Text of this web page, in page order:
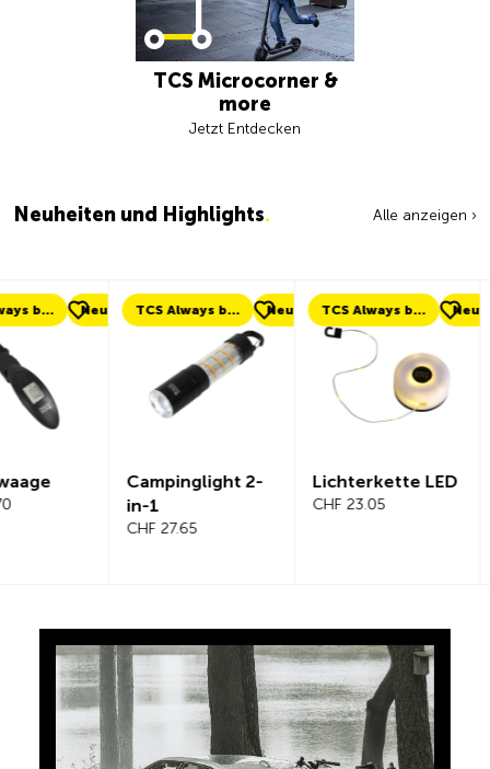
TCS Microcorner &
more
Jetzt Entdecken
Neuheiten und Highlights. Alle anzeigen ›
TCS Always by my side Neu
Campinglight 2-
TCS Always by my side Neu
Lichterkette LED
Neu
Beeline